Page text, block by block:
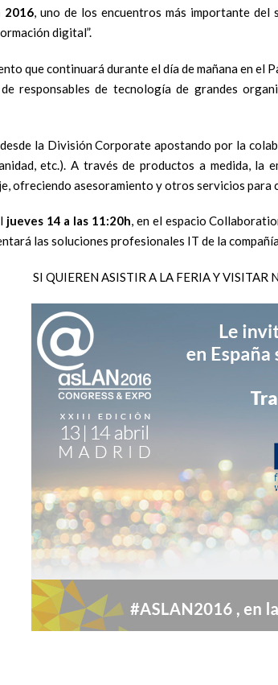
2016, uno de los encuentros más importante
digital”.
que continuará durante el día de mañana en
responsables de tecnología de grandes
la División Corporate apostando por la
etc.). A través de productos a medida,
ofreciendo asesoramiento y otros servicios
jueves 14 a las 11:20h, en el espacio
las soluciones profesionales IT de la
SI QUIEREN ASISTIR A LA FERIA Y VISITAR